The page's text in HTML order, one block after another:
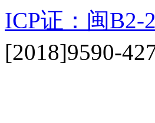
ICP证：闽B2-
[2018]9590-